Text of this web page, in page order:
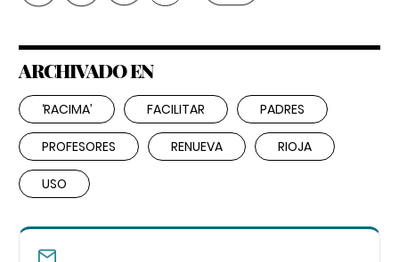
ARCHIVADO EN
‘RACIMA’ FACILITAR PADRES
PROFESORES RENUEVA RIOJA
USO